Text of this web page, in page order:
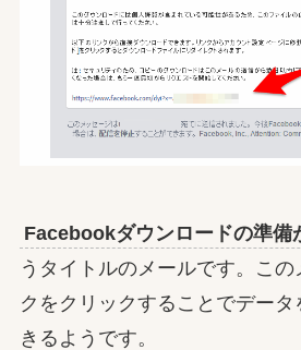
Facebookダウンロードの準備
うタイトルのメールです。こ
クをクリックすることでデー
きるようです。